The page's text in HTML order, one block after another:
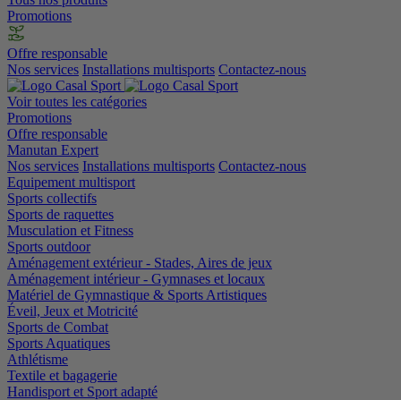
Promotions
Offre responsable
Nos services Installations multisports Contactez-nous
Voir toutes les catégories
Promotions
Offre responsable
Manutan Expert
Nos services Installations multisports Contactez-nous
Equipement multisport
Sports collectifs
Sports de raquettes
Musculation et Fitness
Sports outdoor
Aménagement extérieur - Stades, Aires de jeux
Aménagement intérieur - Gymnases et locaux
Matériel de Gymnastique & Sports Artistiques
Éveil, Jeux et Motricité
Sports de Combat
Sports Aquatiques
Athlétisme
Textile et bagagerie
Handisport et Sport adapté